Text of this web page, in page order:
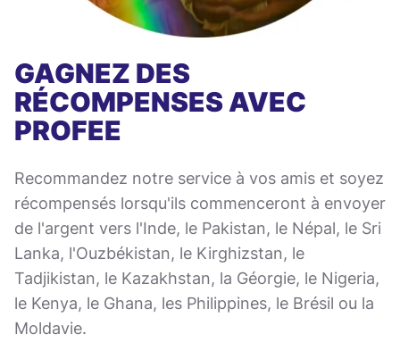
GAGNEZ DES
RÉCOMPENSES AVEC
PROFEE
Recommandez notre service à vos amis et soyez
récompensés lorsqu'ils commenceront à envoyer
de l'argent vers l'Inde, le Pakistan, le Népal, le Sri
Lanka, l'Ouzbékistan, le Kirghizstan, le
Tadjikistan, le Kazakhstan, la Géorgie, le Nigeria,
le Kenya, le Ghana, les Philippines, le Brésil ou la
Moldavie.